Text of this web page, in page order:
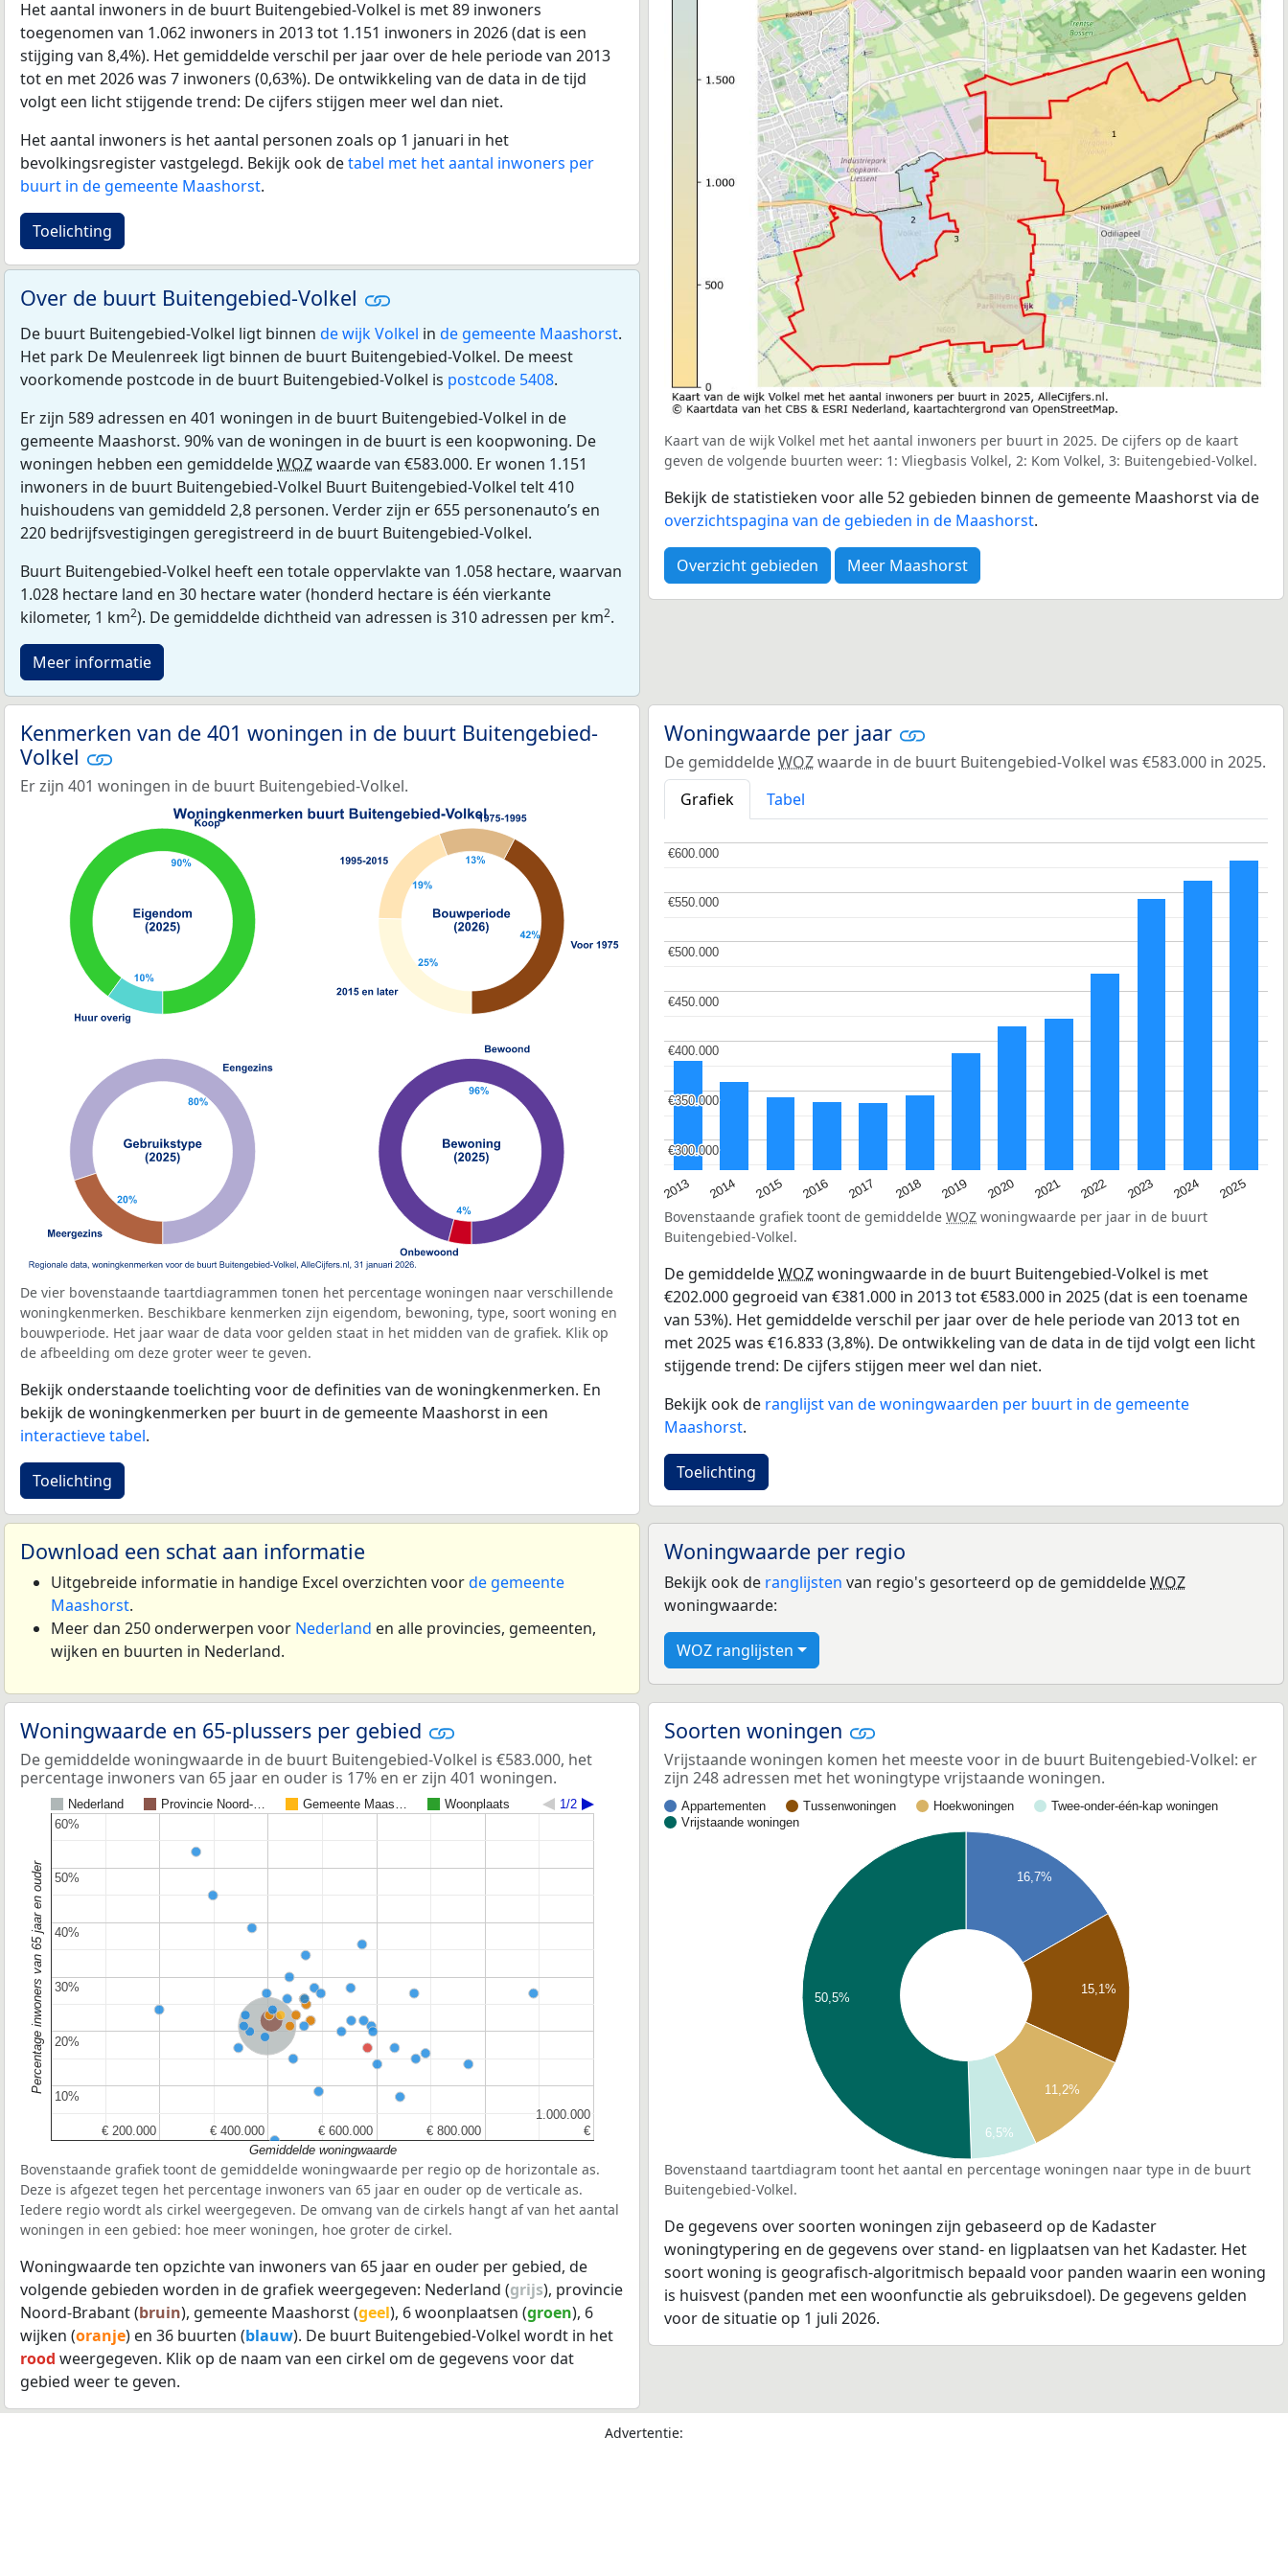
Het aantal inwoners in de buurt Buitengebied-Volkel is met 89 inwoners
toegenomen van 1.062 inwoners in 2013 tot 1.151 inwoners in 2026 (dat is een
stijging van 8,4%). Het gemiddelde verschil per jaar over de hele periode van 2013
tot en met 2026 was 7 inwoners (0,63%). De ontwikkeling van de data in de tijd
volgt een licht stijgende trend: De cijfers stijgen meer wel dan niet.
Het aantal inwoners is het aantal personen zoals op 1 januari in het
bevolkingsregister vastgelegd. Bekijk ook detabel met het aantal inwoners per
buurt in de gemeente Maashorst.
Toelichting
Over de buurt Buitengebied-Volkel
De buurt Buitengebied-Volkel ligt binnen de wijk Volkel in de gemeente Maashorst.
Het park De Meulenreek ligt binnen de buurt Buitengebied-Volkel. De meest
voorkomende postcode in de buurt Buitengebied-Volkel is postcode 5408.
Er zijn 589 adressen en 401 woningen in de buurt Buitengebied-Volkel in de
gemeente Maashorst. 90% van de woningen in de buurt is een koopwoning. De
woningen hebben een gemiddeldeWOZwaarde van €583.000. Er wonen 1.151
inwoners in de buurt Buitengebied-Volkel Buurt Buitengebied-Volkel telt 410
huishoudens van gemiddeld 2,8 personen. Verder zijn er 655 personenauto’s en
220 bedrijfsvestigingen geregistreerd in de buurt Buitengebied-Volkel.
Buurt Buitengebied-Volkel heeft een totale oppervlakte van 1.058 hectare, waarvan
1.028 hectare land en 30 hectare water (honderd hectare is één vierkante
kilometer, 1 km2). De gemiddelde dichtheid van adressen is 310 adressen per km2.
Meer informatie
Kaart van de wijk Volkel met het aantal inwoners per buurt in 2025. De cijfers op de kaart
geven de volgende buurten weer: 1: Vliegbasis Volkel, 2: Kom Volkel, 3: Buitengebied-Volkel.
Bekijk de statistieken voor alle 52 gebieden binnen de gemeente Maashorst via de
overzichtspagina van de gebieden in de Maashorst.
Overzicht gebieden Meer Maashorst
Kenmerken van de 401 woningen in de buurt Buitengebied-
Volkel
Er zijn 401 woningen in de buurt Buitengebied-Volkel.
De vier bovenstaande taartdiagrammen tonen het percentage woningen naar verschillende
woningkenmerken. Beschikbare kenmerken zijn eigendom, bewoning, type, soort woning en
bouwperiode. Het jaar waar de data voor gelden staat in het midden van de grafiek. Klik op
de afbeelding om deze groter weer te geven.
Bekijk onderstaande toelichting voor de definities van de woningkenmerken. En
bekijk de woningkenmerken per buurt in de gemeente Maashorst in een
interactieve tabel.
Toelichting
Woningwaarde per jaar
De gemiddeldeWOZwaarde in de buurt Buitengebied-Volkel was €583.000 in 2025.
Grafiek
Tabel
2013 2014 2015 2016 2017 2018 2019 2020 2021 2022 2023 2024 2025
€300.000
€300.000
€350.000
€350.000
€400.000
€400.000
€450.000
€450.000
€500.000
€500.000
€550.000
€550.000
€600.000
€600.000
Bovenstaande grafiek toont de gemiddelde WOZ woningwaarde per jaar in de buurt
Buitengebied-Volkel.
De gemiddeldeWOZwoningwaarde in de buurt Buitengebied-Volkel is met
€202.000 gegroeid van €381.000 in 2013 tot €583.000 in 2025 (dat is een toename
van 53%). Het gemiddelde verschil per jaar over de hele periode van 2013 tot en
met 2025 was €16.833 (3,8%). De ontwikkeling van de data in de tijd volgt een licht
stijgende trend: De cijfers stijgen meer wel dan niet.
Bekijk ook de ranglijst van de woningwaarden per buurt in de gemeente
Maashorst.
Toelichting
Download een schat aan informatie
Uitgebreide informatie in handige Excel overzichten voorde gemeente
Maashorst.
Meer dan 250 onderwerpen voor Nederland en alle provincies, gemeenten,
wijken en buurten in Nederland.
Woningwaarde per regio
Bekijk ook de ranglijsten van regio's gesorteerd op de gemiddeldeWOZ
woningwaarde:
WOZ ranglijsten
Woningwaarde en 65-plussers per gebied
De gemiddelde woningwaarde in de buurt Buitengebied-Volkel is €583.000, het
percentage inwoners van 65 jaar en ouder is 17% en er zijn 401 woningen.
Nederland Provincie Noord-… Gemeente Maas… Woonplaats 1/2
Nederland
Provincie Noord-Brabant
€ 200.000
€ 200.000 € 400.000
€ 400.000 € 600.000
€ 600.000 € 800.000
€ 800.000 €
€
1.000.000
1.000.000
10%
10%
20%
20%
30%
30%
40%
40%
50%
50%
60%
60%
Gemiddelde woningwaarde
Percentage inwoners van 65 jaar en ouder
Bovenstaande grafiek toont de gemiddelde woningwaarde per regio op de horizontale as.
Deze is afgezet tegen het percentage inwoners van 65 jaar en ouder op de verticale as.
Iedere regio wordt als cirkel weergegeven. De omvang van de cirkels hangt af van het aantal
woningen in een gebied: hoe meer woningen, hoe groter de cirkel.
Woningwaarde ten opzichte van inwoners van 65 jaar en ouder per gebied, de
volgende gebieden worden in de grafiek weergegeven: Nederland (grijs), provincie
Noord-Brabant (bruin), gemeente Maashorst (geel), 6 woonplaatsen (groen), 6
wijken (oranje) en 36 buurten (blauw). De buurt Buitengebied-Volkel wordt in het
rood weergegeven. Klik op de naam van een cirkel om de gegevens voor dat
gebied weer te geven.
Soorten woningen
Vrijstaande woningen komen het meeste voor in de buurt Buitengebied-Volkel: er
zijn 248 adressen met het woningtype vrijstaande woningen.
Appartementen Tussenwoningen Hoekwoningen
Twee-onder-één-kap woningen
Vrijstaande woningen
16,7%
15,1%
11,2%
6,5%
50,5%
Bovenstaand taartdiagram toont het aantal en percentage woningen naar type in de buurt
Buitengebied-Volkel.
De gegevens over soorten woningen zijn gebaseerd op de Kadaster
woningtypering en de gegevens over stand- en ligplaatsen van het Kadaster. Het
soort woning is geografisch-algoritmisch bepaald voor panden waarin een woning
is huisvest (panden met een woonfunctie als gebruiksdoel). De gegevens gelden
voor de situatie op 1 juli 2026.
Advertentie: